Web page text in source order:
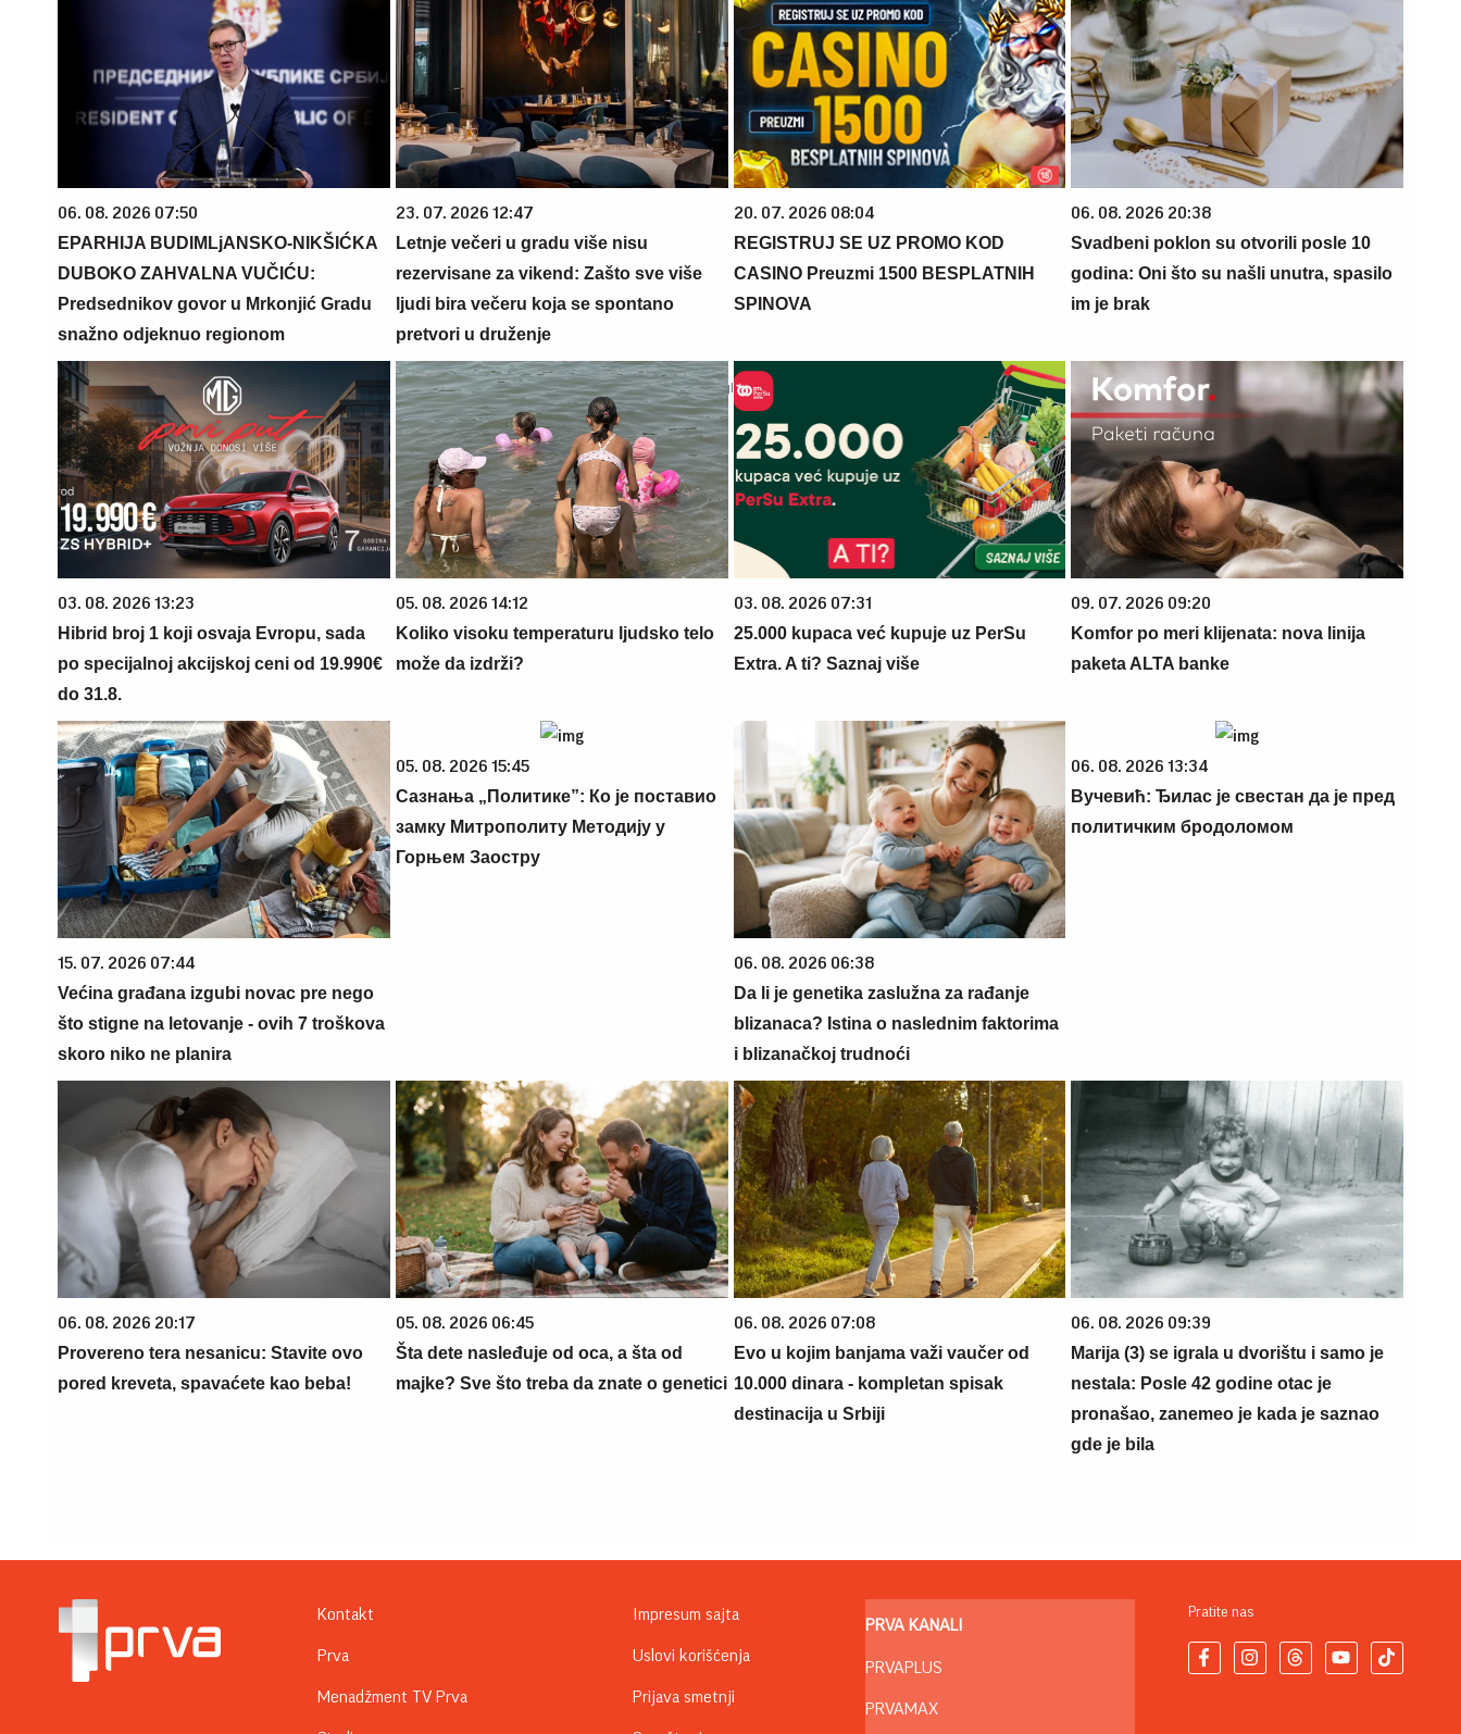
06. 08. 2026 07:50
EPARHIJA BUDIMLjANSKO-NIKŠIĆKA
DUBOKO ZAHVALNA VUČIĆU:
Predsednikov govor u Mrkonjić Gradu
snažno odjeknuo regionom
23. 07. 2026 12:47
Letnje večeri u gradu više nisu
rezervisane za vikend: Zašto sve više
ljudi bira večeru koja se spontano
pretvori u druženje
20. 07. 2026 08:04
REGISTRUJ SE UZ PROMO KOD
CASINO Preuzmi 1500 BESPLATNIH
SPINOVA
06. 08. 2026 20:38
Svadbeni poklon su otvorili posle 10
godina: Oni što su našli unutra, spasilo
im je brak
03. 08. 2026 13:23
Hibrid broj 1 koji osvaja Evropu, sada
po specijalnoj akcijskoj ceni od 19.990€
do 31.8.
05. 08. 2026 14:12
Koliko visoku temperaturu ljudsko telo
može da izdrži?
03. 08. 2026 07:31
25.000 kupaca već kupuje uz PerSu
Extra. A ti? Saznaj više
09. 07. 2026 09:20
Komfor po meri klijenata: nova linija
paketa ALTA banke
15. 07. 2026 07:44
Većina građana izgubi novac pre nego
što stigne na letovanje - ovih 7 troškova
skoro niko ne planira
05. 08. 2026 15:45
Сазнања „Политике”: Ко је поставио
замку Митрополиту Методију у
Горњем Заостру
06. 08. 2026 06:38
Da li je genetika zaslužna za rađanje
blizanaca? Istina o naslednim faktorima
i blizanačkoj trudnoći
06. 08. 2026 13:34
Вучевић: Ђилас је свестан да је пред
политичким бродоломом
06. 08. 2026 20:17
Provereno tera nesanicu: Stavite ovo
pored kreveta, spavaćete kao beba!
05. 08. 2026 06:45
Šta dete nasleđuje od oca, a šta od
majke? Sve što treba da znate o genetici
06. 08. 2026 07:08
Evo u kojim banjama važi vaučer od
10.000 dinara - kompletan spisak
destinacija u Srbiji
06. 08. 2026 09:39
Marija (3) se igrala u dvorištu i samo je
nestala: Posle 42 godine otac je
pronašao, zanemeo je kada je saznao
gde je bila
Kontakt
Prva
Menadžment TV Prva
Impresum sajta
Uslovi korišćenja
Prijava smetnji
PRVA KANALI
PRVAPLUS
PRVAMAX
Pratite nas